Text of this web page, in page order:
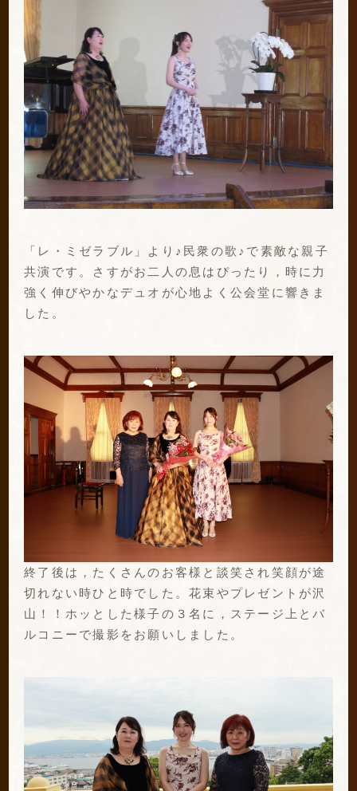
「レ・ミゼラブル」より♪民衆の歌♪で素敵な親子
共演です。さすがお二人の息はぴったり，時に力
強く伸びやかなデュオが心地よく公会堂に響きま
した。
終了後は，たくさんのお客様と談笑され笑顔が途
切れない時ひと時でした。花束やプレゼントが沢
山！！ホッとした様子の３名に，ステージ上とバ
ルコニーで撮影をお願いしました。